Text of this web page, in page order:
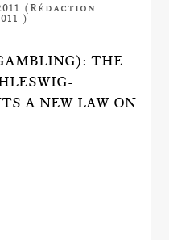
(Rédaction
)
THE
A NEW LAW ON